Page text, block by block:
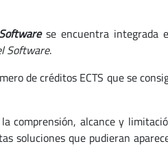
se encuentra integrada
Software.
de créditos ECTS que se
comprensión, alcance y
soluciones que pudieran